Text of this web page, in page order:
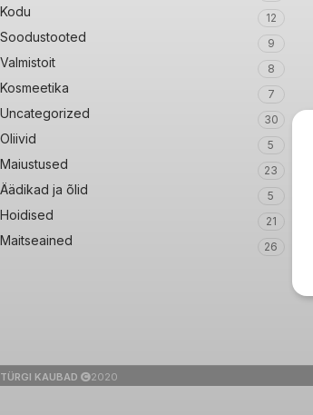
Kodu 12
Soodustooted 9
Valmistoit 8
Kosmeetika 7
Uncategorized 30
Oliivid 5
Maiustused 23
Äädikad ja õlid 5
Hoidised 21
Maitseained 26
TÜRGI KAUBAD 2020